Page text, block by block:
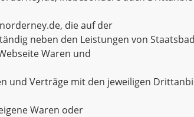
die auf der
neben den Leistungen von
Waren und
und Verträge mit den jeweiligen
Waren oder